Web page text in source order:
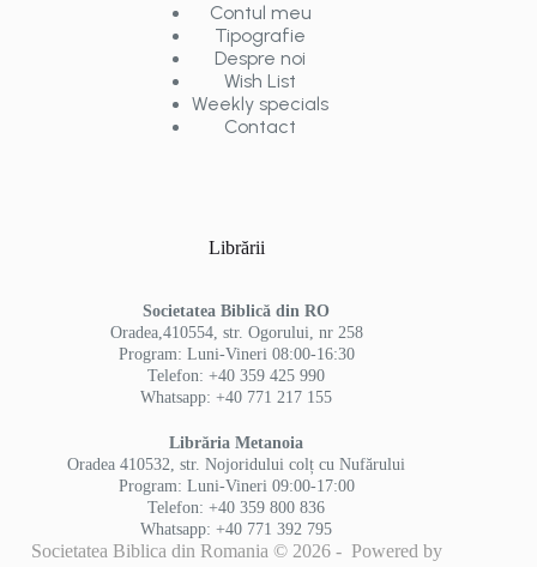
Contul meu
Tipografie
Despre noi
Wish List
Weekly specials
Contact
Librării
Societatea Biblică din RO
Oradea,410554, str. Ogorului, nr 258
Program: Luni-Vineri 08:00-16:30
Telefon: +40 359 425 990
Whatsapp: +40 771 217 155
Librăria Metanoia
Oradea 410532, str. Nojoridului colț cu Nufărului
Program: Luni-Vineri 09:00-17:00
Telefon: +40 359 800 836
Whatsapp: +40 771 392 795
Societatea Biblica din Romania © 2026 - Powered by